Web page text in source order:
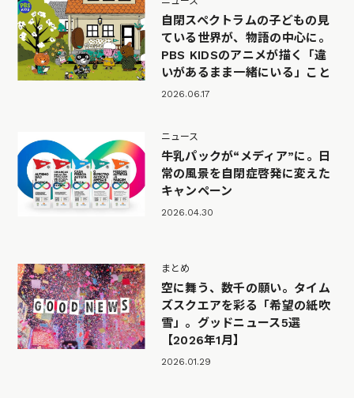
自閉スペクトラムの子どもの見
ている世界が、物語の中心に。
PBS KIDSのアニメが描く「違
いがあるまま一緒にいる」こと
2026.06.17
ニュース
牛乳パックが“メディア”に。日
常の風景を自閉症啓発に変えた
キャンペーン
2026.04.30
まとめ
空に舞う、数千の願い。タイム
ズスクエアを彩る「希望の紙吹
雪」。グッドニュース5選
【2026年1月】
2026.01.29